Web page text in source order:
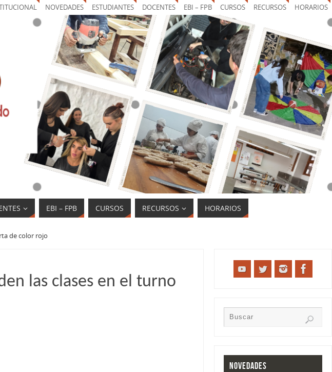
NOVEDADES ESTUDIANTES DOCENTES EBI – FPB CURSOS RECURSOS HORARIOS
EBI – FPB CURSOS RECURSOS HORARIOS
de color rojo
las clases en el turno
NOVEDADES